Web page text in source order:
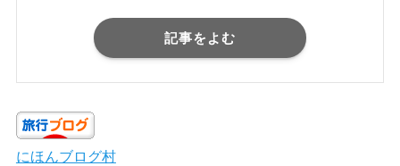
記事をよむ
にほんブログ村